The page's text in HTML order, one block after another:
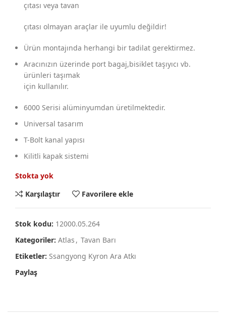
çıtası veya tavan
çıtası olmayan araçlar ile uyumlu değildir!
Ürün montajında herhangi bir tadilat gerektirmez.
Aracınızın üzerinde port bagaj,bisiklet taşıyıcı vb.
ürünleri taşımak
için kullanılır.
6000 Serisi alüminyumdan üretilmektedir.
Universal tasarım
T-Bolt kanal yapısı
Kilitli kapak sistemi
Stokta yok
Karşılaştır
Favorilere ekle
Stok kodu: 12000.05.264
Kategoriler: Atlas , Tavan Barı
Etiketler: Ssangyong Kyron Ara Atkı
Paylaş